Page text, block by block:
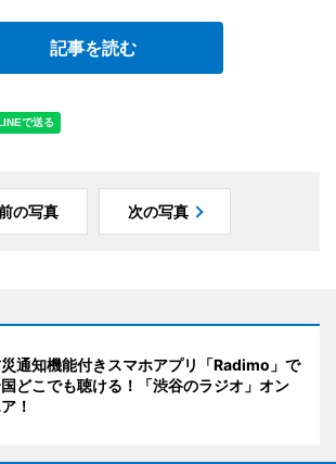
記事を読む
の写真 次の写真
通知機能付きスマホアプリ「Radimo」で
どこでも聴ける！「渋谷のラジオ」オン
！